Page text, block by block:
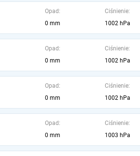
Opad:
0 mm
Ciśnienie:
1002 hPa
Opad:
0 mm
Ciśnienie:
1002 hPa
Opad:
0 mm
Ciśnienie:
1002 hPa
Opad:
0 mm
Ciśnienie:
1003 hPa